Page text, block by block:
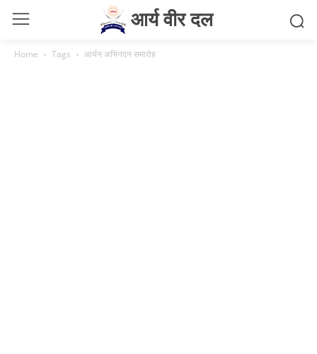
आर्य वीर दल
Home Tags आर्यन अभिनंदन समारोह